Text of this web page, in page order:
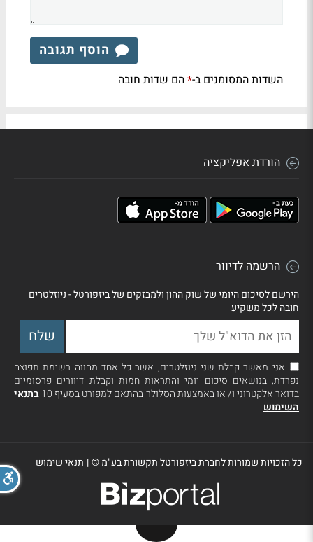
הוסף תגובה
השדות המסומנים ב-*הם שדות חובה
הורדת אפליקציה
הרשמה לדיוור
הירשם לסיכום היומי של שוק ההון ולמבזקים של ביזפורטל - ניוזלטרים
חובה לכל משקיע
אני מאשר קבלת שני ניוזלטרים, אשר כל אחד מהווה רשימת תפוצה
נפרדת, בנושאים סיכום יומי והתראות חמות וקבלת דיוורים פרסומיים
בדואר אלקטרוני ו/ או באמצעות הסלולר בהתאם למפורט בסעיף 10
בתנאי
השימוש
כל הזכויות שמורות לחברת ביזפורטל תקשורת בע"מ ©| תנאי שימוש